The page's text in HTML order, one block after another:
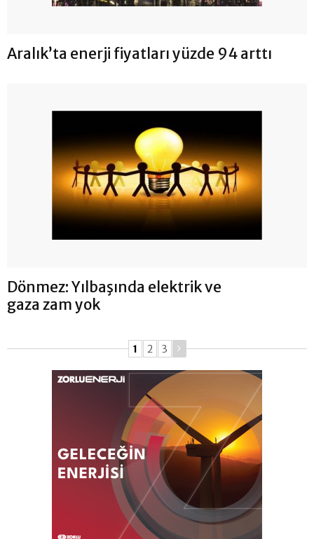
Aralık’ta enerji fiyatları yüzde 94 arttı
Dönmez: Yılbaşında elektrik ve
gaza zam yok
1 2 3